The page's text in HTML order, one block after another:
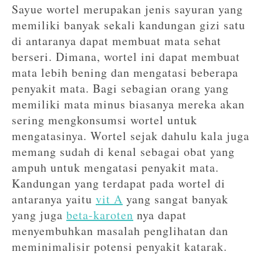
Sayue wortel merupakan jenis sayuran yang
memiliki banyak sekali kandungan gizi satu
di antaranya dapat membuat mata sehat
berseri. Dimana, wortel ini dapat membuat
mata lebih bening dan mengatasi beberapa
penyakit mata. Bagi sebagian orang yang
memiliki mata minus biasanya mereka akan
sering mengkonsumsi wortel untuk
mengatasinya. Wortel sejak dahulu kala juga
memang sudah di kenal sebagai obat yang
ampuh untuk mengatasi penyakit mata.
Kandungan yang terdapat pada wortel di
antaranya yaitu vit A yang sangat banyak
yang juga beta-karoten nya dapat
menyembuhkan masalah penglihatan dan
meminimalisir potensi penyakit katarak.